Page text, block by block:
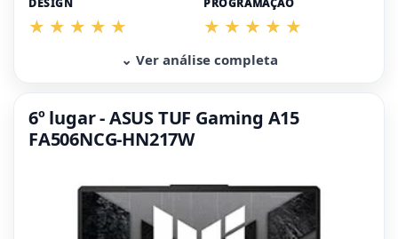
DESIGN PROGRAMAÇÃO
⌄ Ver análise completa
6º lugar - ASUS TUF Gaming A15
FA506NCG-HN217W